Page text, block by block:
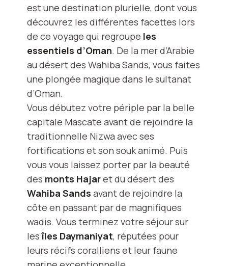
est une destination plurielle, dont vous
découvrez les différentes facettes lors
de ce voyage qui regroupe les
essentiels d’Oman. De la mer d’Arabie
au désert des Wahiba Sands, vous faites
une plongée magique dans le sultanat
d’Oman.
Vous débutez votre périple par la belle
capitale Mascate avant de rejoindre la
traditionnelle Nizwa avec ses
fortifications et son souk animé. Puis
vous vous laissez porter par la beauté
des monts Hajaret du désert des
Wahiba Sands avant de rejoindre la
côte en passant par de magnifiques
wadis. Vous terminez votre séjour sur
lesîles Daymaniyat, réputées pour
leurs récifs coralliens et leur faune